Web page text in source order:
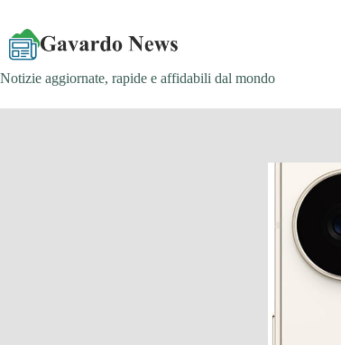
contenuto
Notizie aggiornate, rapide e affidabili dal mondo